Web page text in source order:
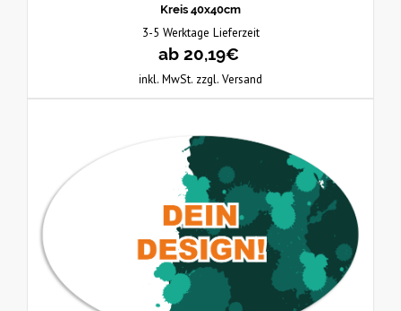
Kreis 40x40cm
3-5 Werktage Lieferzeit
ab 20,19€
inkl. MwSt. zzgl. Versand